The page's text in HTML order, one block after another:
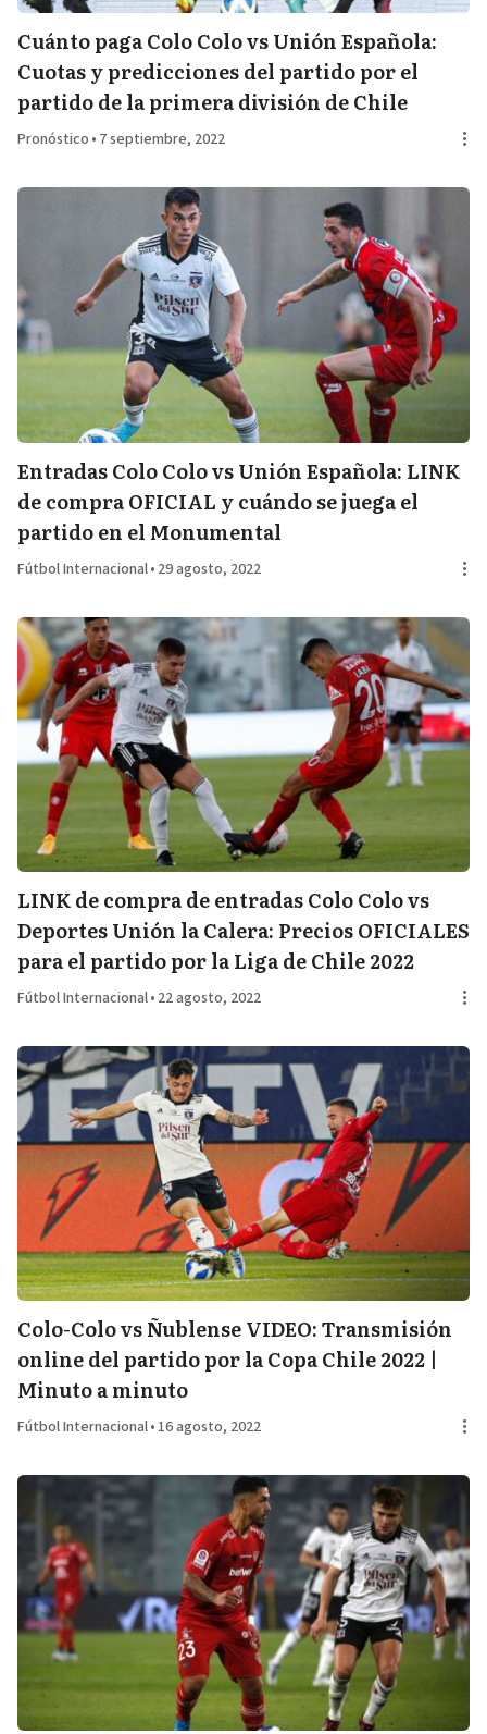
Cuánto paga Colo Colo vs Unión Española:
Cuotas y predicciones del partido por el
partido de la primera división de Chile
Pronóstico • 7 septiembre, 2022
Entradas Colo Colo vs Unión Española: LINK
de compra OFICIAL y cuándo se juega el
partido en el Monumental
Fútbol Internacional• 29 agosto, 2022
LINK de compra de entradas Colo Colo vs
Deportes Unión la Calera: Precios OFICIALES
para el partido por la Liga de Chile 2022
Fútbol Internacional• 22 agosto, 2022
Colo-Colo vs Ñublense VIDEO: Transmisión
online del partido por la Copa Chile 2022 |
Minuto a minuto
Fútbol Internacional• 16 agosto, 2022